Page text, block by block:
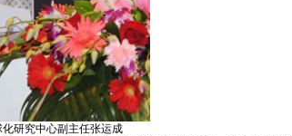
研究中心副主任张运成